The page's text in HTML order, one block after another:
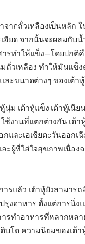
จากถั่วเหลืองเป็นหลัก
อียด จากนั้นจะผสมกับน้
ารทำให้แข็ง—โดยปกติ
ถั่วเหลือง ทำให้มันแข็
ละขนาดต่างๆ ของเต้าหู้
นุ่ม เต้าหู้แข็ง เต้าหู้เนีย
ช้งานที่แตกต่างกัน เต้า
และเอเชียตะวันออกเ
ะผู้ที่ใส่ใจสุขภาพเนื่อง
รแล้ว เต้าหู้ยังสามารถ
งอาหาร ตั้งแต่การนึ่ง
ทำอาหารที่หลากหลา
บโต ความนิยมของเต้